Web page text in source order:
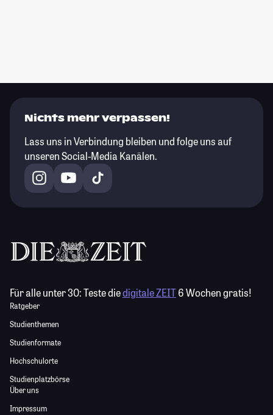
Nichts mehr verpassen!
Lass uns in Verbindung bleiben und folge uns auf
unseren Social-Media Kanälen.
Für alle unter 30:Teste diedigitale ZEIT6 Wochen gratis!
Ratgeber
Studienthemen
Studienformate
Hochschulorte
Studienplatzbörse
Über uns
Impressum